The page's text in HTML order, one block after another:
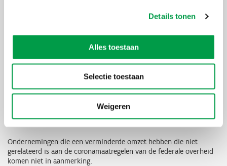
Details tonen
Alles toestaan
Selectie toestaan
Weigeren
dringende interventies
afgesloten;
de ondernemingen die essentiële diensten leveren.
ingevolge de opgelegde federale maatregelen, maar die niet in
aanmerking komen voor de corona hinderpremie.
vestiging moesten sluiten, maar eensubstantiële
ondergaan ten gevolge van de opgelegde
federale maatregelen om de verspreiding van het coronavirus
tegen te gaan.
Ondernemingen die een verminderde omzet hebben die niet
gerelateerd is aan de coronamaatregelen van de federale overheid
komen niet in aanmerking.